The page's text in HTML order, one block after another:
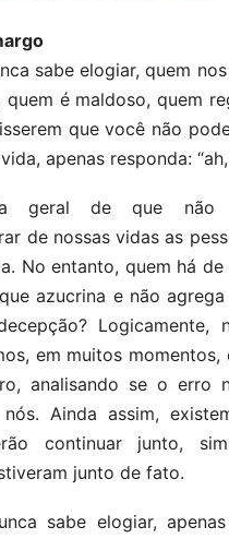
sabe elogiar, quem
quem é maldoso, quem
que você não
apenas responda: “ah,
geral de que não
de nossas vidas as
No entanto, quem há de
azucrina e não
Logicamente,
em muitos momentos,
analisando se o erro
Ainda assim,
continuar junto,
junto de fato.
sabe elogiar,